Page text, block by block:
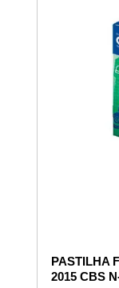
PASTILHA
2015 CBS